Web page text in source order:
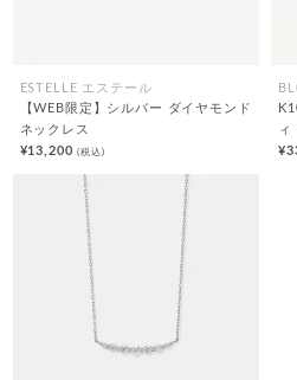
ESTELLE エステール
【WEB限定】シルバー ダイヤモンド
ネックレス
¥13,200(税込)
ィ